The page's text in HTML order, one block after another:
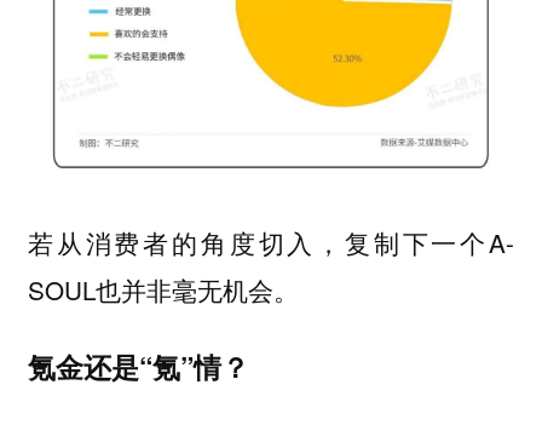
若从消费者的角度切入，复制下一个A-
SOUL也并非毫无机会。
氪金还是“氪”情？